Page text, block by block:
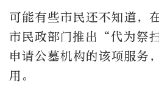
可能有些市民还不知道，
市民政部门推出“代为祭
申请公墓机构的该项服务
用。